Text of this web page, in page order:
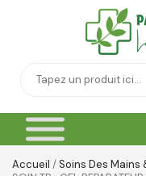
Accueil /Soins Des Mains
Thé &